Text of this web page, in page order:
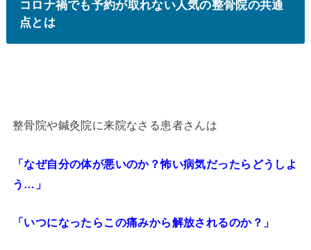
コロナ禍でも予約が取れない人気の整骨院の共通
点とは
整骨院や鍼灸院に来院なさる患者さんは
「なぜ自分の体が悪いのか？怖い病気だったらどうしよ
う…」
「いつになったらこの痛みから解放されるのか？」